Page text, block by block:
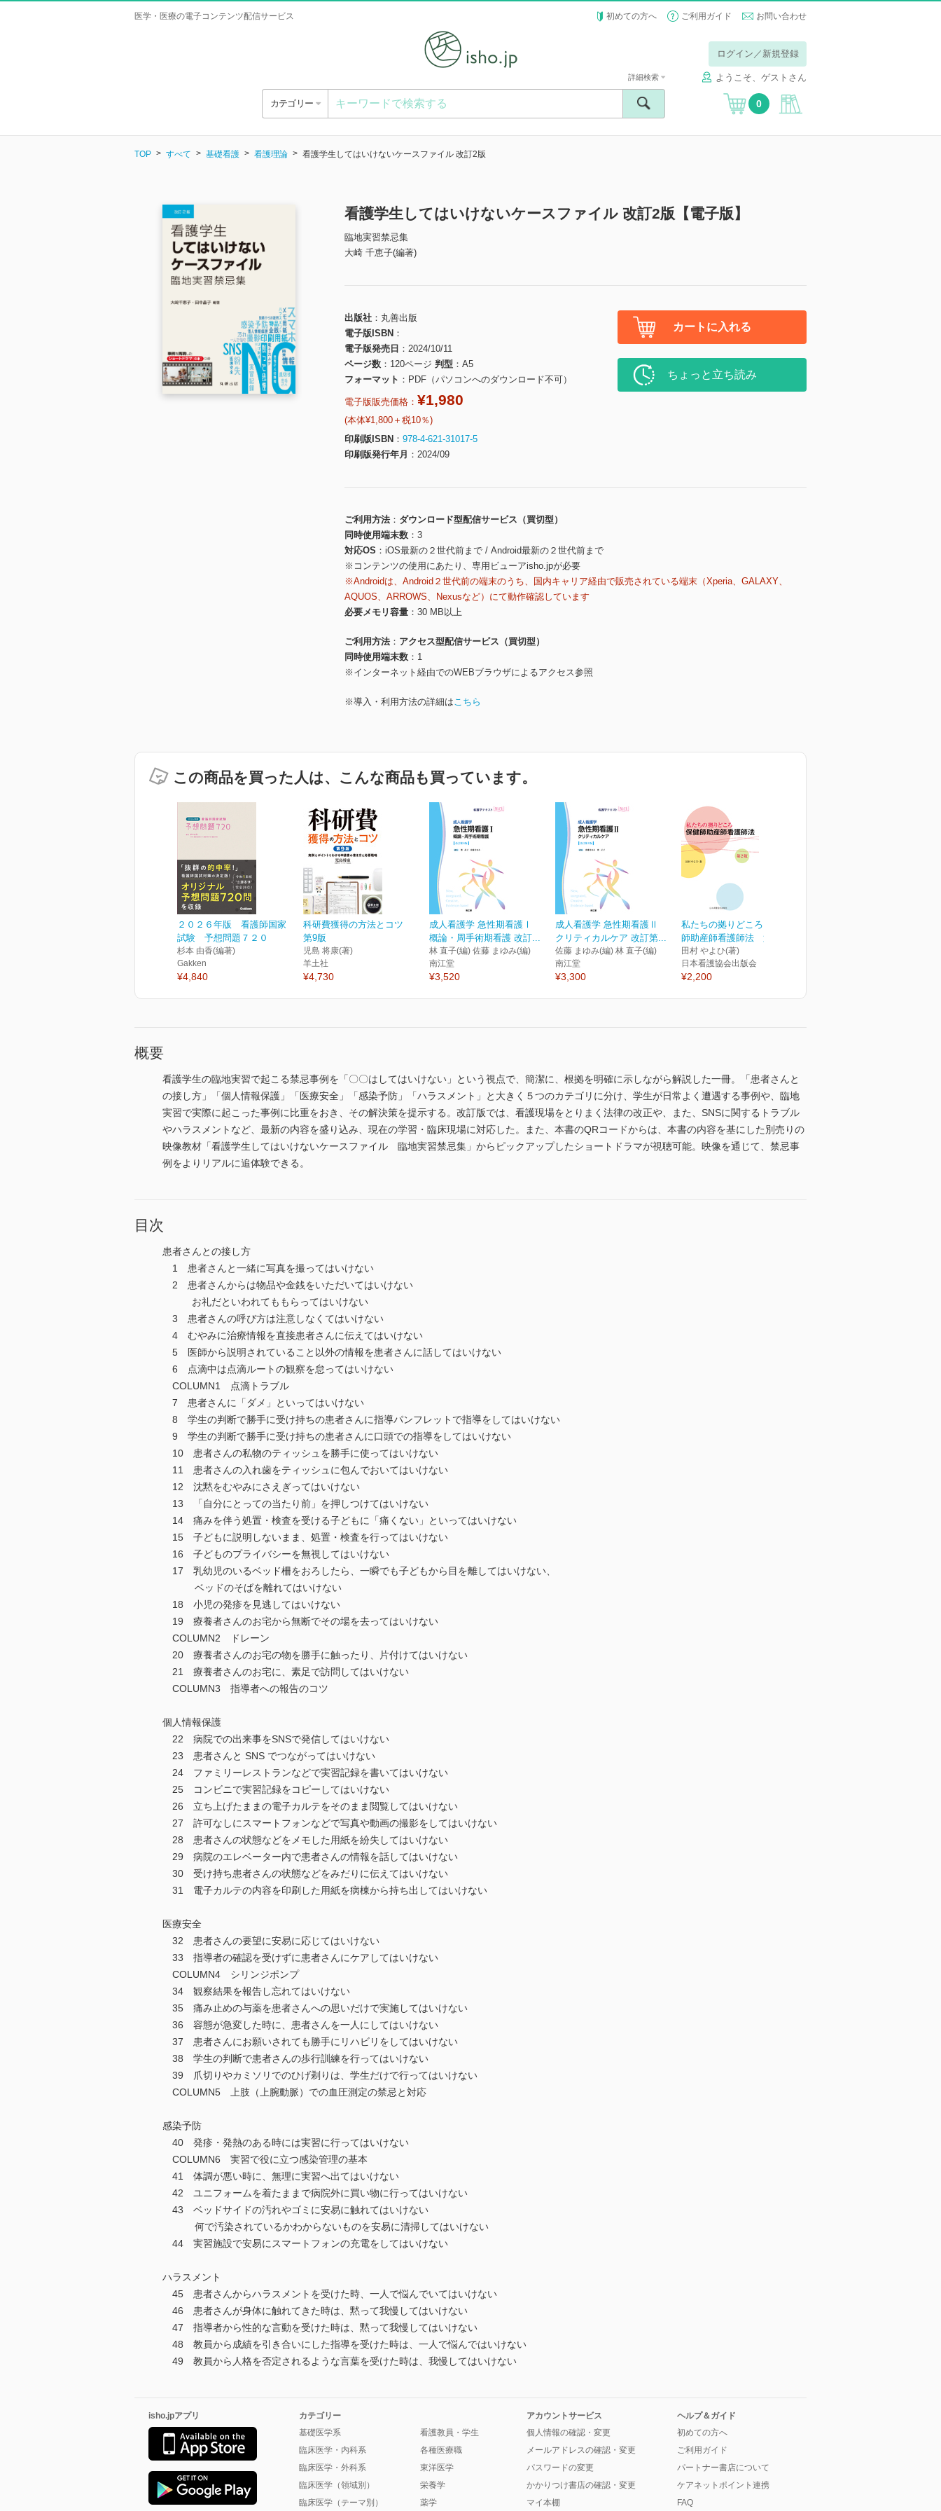
医学・医療の電子コンテンツ配信サービス 初めての方へ ご利用ガイド お問い合わせ
ログイン／新規登録
ようこそ、ゲストさん
カテゴリー
詳細検索
0
TOP すべて 基礎看護 看護理論 看護学生してはいけないケースファイル 改訂2版
看護学生してはいけないケースファイル 改訂2版【電子版】
臨地実習禁忌集
大崎 千恵子(編著)
出版社
丸善出版
電子版ISBN
電子版発売日
2024/10/11
ページ数
120ページ 判型
A5
フォーマット
PDF（パソコンへのダウンロード不可）
電子版販売価格： ¥1,980
(本体¥1,800＋税10％)
印刷版ISBN
978-4-621-31017-5
印刷版発行年月
2024/09
カートに入れる
ちょっと立ち読み
ご利用方法
ダウンロード型配信サービス（買切型）
同時使用端末数
3
対応OS
iOS最新の２世代前まで / Android最新の２世代前まで
※コンテンツの使用にあたり、専用ビューアisho.jpが必要
※Androidは、Android２世代前の端末のうち、国内キャリア経由で販売されている端末（Xperia、GALAXY、
AQUOS、ARROWS、Nexusなど）にて動作確認しています
必要メモリ容量
30 MB以上
ご利用方法
アクセス型配信サービス（買切型）
同時使用端末数
1
※インターネット経由でのWEBブラウザによるアクセス参照
※導入・利用方法の詳細はこちら
この商品を買った人は、こんな商品も買っています。
２０２６年版 看護師国家
試験 予想問題７２０
杉本 由香(編著)
Gakken
¥4,840
科研費獲得の方法とコツ
第9版
児島 将康(著)
羊土社
¥4,730
成人看護学 急性期看護Ⅰ
概論・周手術期看護 改訂...
林 直子(編) 佐藤 まゆみ(編)
南江堂
¥3,520
成人看護学 急性期看護Ⅱ
クリティカルケア 改訂第...
佐藤 まゆみ(編) 林 直子(編)
南江堂
¥3,300
私たちの拠りどころ 保健
師助産師看護師法 第2版
田村 やよひ(著)
日本看護協会出版会
¥2,200
概要
看護学生の臨地実習で起こる禁忌事例を「〇〇はしてはいけない」という視点で、簡潔に、根拠を明確に示しながら解説した一冊。「患者さんと
の接し方」「個人情報保護」「医療安全」「感染予防」「ハラスメント」と大きく５つのカテゴリに分け、学生が日常よく遭遇する事例や、臨地
実習で実際に起こった事例に比重をおき、その解決策を提示する。改訂版では、看護現場をとりまく法律の改正や、また、SNSに関するトラブル
やハラスメントなど、最新の内容を盛り込み、現在の学習・臨床現場に対応した。また、本書のQRコードからは、本書の内容を基にした別売りの
映像教材「看護学生してはいけないケースファイル 臨地実習禁忌集」からピックアップしたショートドラマが視聴可能。映像を通じて、禁忌事
例をよりリアルに追体験できる。
目次
患者さんとの接し方
1 患者さんと一緒に写真を撮ってはいけない
2 患者さんからは物品や金銭をいただいてはいけない
お礼だといわれてももらってはいけない
3 患者さんの呼び方は注意しなくてはいけない
4 むやみに治療情報を直接患者さんに伝えてはいけない
5 医師から説明されていること以外の情報を患者さんに話してはいけない
6 点滴中は点滴ルートの観察を怠ってはいけない
COLUMN1 点滴トラブル
7 患者さんに「ダメ」といってはいけない
8 学生の判断で勝手に受け持ちの患者さんに指導パンフレットで指導をしてはいけない
9 学生の判断で勝手に受け持ちの患者さんに口頭での指導をしてはいけない
10 患者さんの私物のティッシュを勝手に使ってはいけない
11 患者さんの入れ歯をティッシュに包んでおいてはいけない
12 沈黙をむやみにさえぎってはいけない
13 「自分にとっての当たり前」を押しつけてはいけない
14 痛みを伴う処置・検査を受ける子どもに「痛くない」といってはいけない
15 子どもに説明しないまま、処置・検査を行ってはいけない
16 子どものプライバシーを無視してはいけない
17 乳幼児のいるベッド柵をおろしたら、一瞬でも子どもから目を離してはいけない、
ベッドのそばを離れてはいけない
18 小児の発疹を見逃してはいけない
19 療養者さんのお宅から無断でその場を去ってはいけない
COLUMN2 ドレーン
20 療養者さんのお宅の物を勝手に触ったり、片付けてはいけない
21 療養者さんのお宅に、素足で訪問してはいけない
COLUMN3 指導者への報告のコツ
個人情報保護
22 病院での出来事をSNSで発信してはいけない
23 患者さんと SNS でつながってはいけない
24 ファミリーレストランなどで実習記録を書いてはいけない
25 コンビニで実習記録をコピーしてはいけない
26 立ち上げたままの電子カルテをそのまま閲覧してはいけない
27 許可なしにスマートフォンなどで写真や動画の撮影をしてはいけない
28 患者さんの状態などをメモした用紙を紛失してはいけない
29 病院のエレベーター内で患者さんの情報を話してはいけない
30 受け持ち患者さんの状態などをみだりに伝えてはいけない
31 電子カルテの内容を印刷した用紙を病棟から持ち出してはいけない
医療安全
32 患者さんの要望に安易に応じてはいけない
33 指導者の確認を受けずに患者さんにケアしてはいけない
COLUMN4 シリンジポンプ
34 観察結果を報告し忘れてはいけない
35 痛み止めの与薬を患者さんへの思いだけで実施してはいけない
36 容態が急変した時に、患者さんを一人にしてはいけない
37 患者さんにお願いされても勝手にリハビリをしてはいけない
38 学生の判断で患者さんの歩行訓練を行ってはいけない
39 爪切りやカミソリでのひげ剃りは、学生だけで行ってはいけない
COLUMN5 上肢（上腕動脈）での血圧測定の禁忌と対応
感染予防
40 発疹・発熱のある時には実習に行ってはいけない
COLUMN6 実習で役に立つ感染管理の基本
41 体調が悪い時に、無理に実習へ出てはいけない
42 ユニフォームを着たままで病院外に買い物に行ってはいけない
43 ベッドサイドの汚れやゴミに安易に触れてはいけない
何で汚染されているかわからないものを安易に清掃してはいけない
44 実習施設で安易にスマートフォンの充電をしてはいけない
ハラスメント
45 患者さんからハラスメントを受けた時、一人で悩んでいてはいけない
46 患者さんが身体に触れてきた時は、黙って我慢してはいけない
47 指導者から性的な言動を受けた時は、黙って我慢してはいけない
48 教員から成績を引き合いにした指導を受けた時は、一人で悩んではいけない
49 教員から人格を否定されるような言葉を受けた時は、我慢してはいけない
isho.jpアプリ
カテゴリー
基礎医学系
臨床医学・内科系
臨床医学・外科系
臨床医学（領域別）
臨床医学（テーマ別）
看護教員・学生
各種医療職
東洋医学
栄養学
薬学
アカウントサービス
個人情報の確認・変更
メールアドレスの確認・変更
パスワードの変更
かかりつけ書店の確認・変更
マイ本棚
ヘルプ＆ガイド
初めての方へ
ご利用ガイド
パートナー書店について
ケアネットポイント連携
FAQ